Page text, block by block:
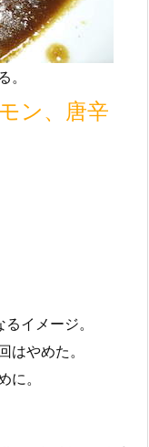
。
ン、唐辛
イメージ。
はやめた。
に。